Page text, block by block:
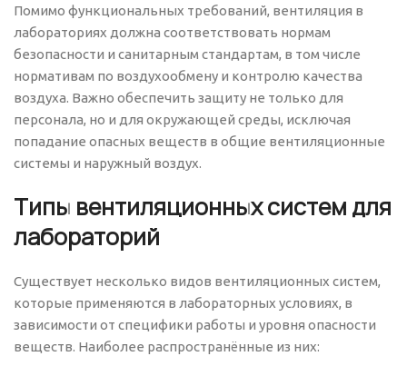
Помимо функциональных требований, вентиляция в
лабораториях должна соответствовать нормам
безопасности и санитарным стандартам, в том числе
нормативам по воздухообмену и контролю качества
воздуха. Важно обеспечить защиту не только для
персонала, но и для окружающей среды, исключая
попадание опасных веществ в общие вентиляционные
системы и наружный воздух.
Типы вентиляционных систем для
лабораторий
Существует несколько видов вентиляционных систем,
которые применяются в лабораторных условиях, в
зависимости от специфики работы и уровня опасности
веществ. Наиболее распространённые из них: